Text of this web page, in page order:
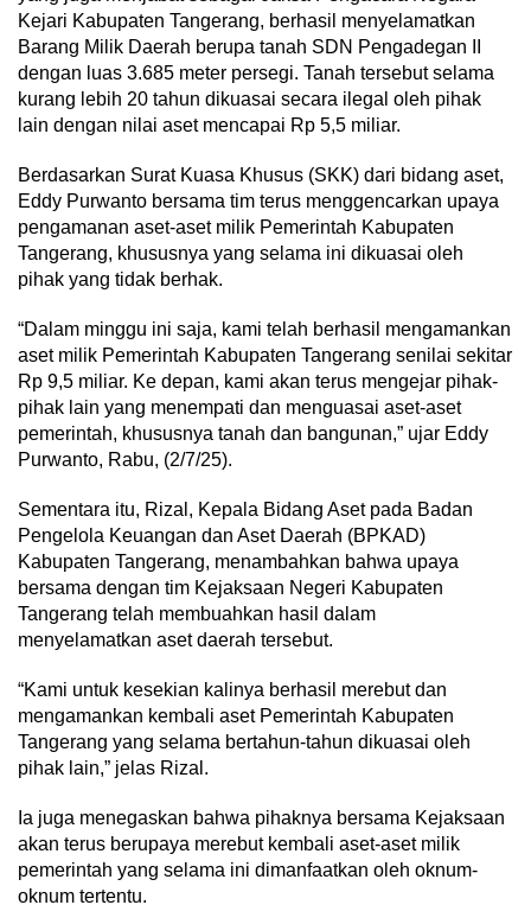
Kejari Kabupaten Tangerang, berhasil menyelamatkan
Barang Milik Daerah berupa tanah SDN Pengadegan II
dengan luas 3.685 meter persegi. Tanah tersebut selama
kurang lebih 20 tahun dikuasai secara ilegal oleh pihak
lain dengan nilai aset mencapai Rp 5,5 miliar.
Berdasarkan Surat Kuasa Khusus (SKK) dari bidang aset,
Eddy Purwanto bersama tim terus menggencarkan upaya
pengamanan aset-aset milik Pemerintah Kabupaten
Tangerang, khususnya yang selama ini dikuasai oleh
pihak yang tidak berhak.
“Dalam minggu ini saja, kami telah berhasil mengamankan
aset milik Pemerintah Kabupaten Tangerang senilai sekitar
Rp 9,5 miliar. Ke depan, kami akan terus mengejar pihak-
pihak lain yang menempati dan menguasai aset-aset
pemerintah, khususnya tanah dan bangunan,” ujar Eddy
Purwanto, Rabu, (2/7/25).
Sementara itu, Rizal, Kepala Bidang Aset pada Badan
Pengelola Keuangan dan Aset Daerah (BPKAD)
Kabupaten Tangerang, menambahkan bahwa upaya
bersama dengan tim Kejaksaan Negeri Kabupaten
Tangerang telah membuahkan hasil dalam
menyelamatkan aset daerah tersebut.
“Kami untuk kesekian kalinya berhasil merebut dan
mengamankan kembali aset Pemerintah Kabupaten
Tangerang yang selama bertahun-tahun dikuasai oleh
pihak lain,” jelas Rizal.
Ia juga menegaskan bahwa pihaknya bersama Kejaksaan
akan terus berupaya merebut kembali aset-aset milik
pemerintah yang selama ini dimanfaatkan oleh oknum-
oknum tertentu.